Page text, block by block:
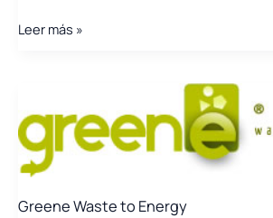
Genia
Leer más »
Greene Waste to Energy